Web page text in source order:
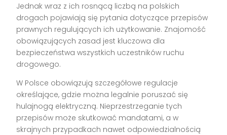
Jednak wraz z ich rosnącą liczbą na polskich
drogach pojawiają się pytania dotyczące przepisów
prawnych regulujących ich użytkowanie. Znajomość
obowiązujących zasad jest kluczowa dla
bezpieczeństwa wszystkich uczestników ruchu
drogowego.
W Polsce obowiązują szczegółowe regulacje
określające, gdzie można legalnie poruszać się
hulajnogą elektryczną. Nieprzestrzeganie tych
przepisów może skutkować mandatami, a w
skrajnych przypadkach nawet odpowiedzialnością